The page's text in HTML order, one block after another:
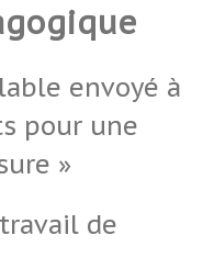
envoyé à
pour une
»
de